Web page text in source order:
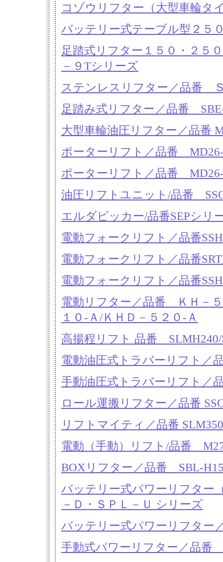
コゾウリフター（大型車輪タ
バッテリー式テーブル型２５
足踏式リフター１５０・２５
－９Tシリーズ
ステンレスリフター／品番
足踏み式リフター／品番
大型車輪油圧リフター／品番
ポーターリフト／品番
ポーターリフト／品番
油圧リフトユニット/品番
エルダピッカー/品番SEPシリ
電動フォークリフト／品番
電動フォークリフト／品番
電動フォークリフト／品番
電動リフター／品番 ＫＨ－
１０-Ａ/ＫＨＤ－５２０-Ａ
高揚程リフト 品番
電動油圧式トラバーリフト／
手動油圧式トラバーリフト／
ロール運搬リフター／品番
リフトマイティ／品番
電動（手動）リフト/品番
BOXリフター／品番 SBL-
バッテリー式パワーリフター
－Ｄ・ＳＰＬ－Ｕ シリーズ
バッテリー式パワーリフター
手動式パワーリフター／品番